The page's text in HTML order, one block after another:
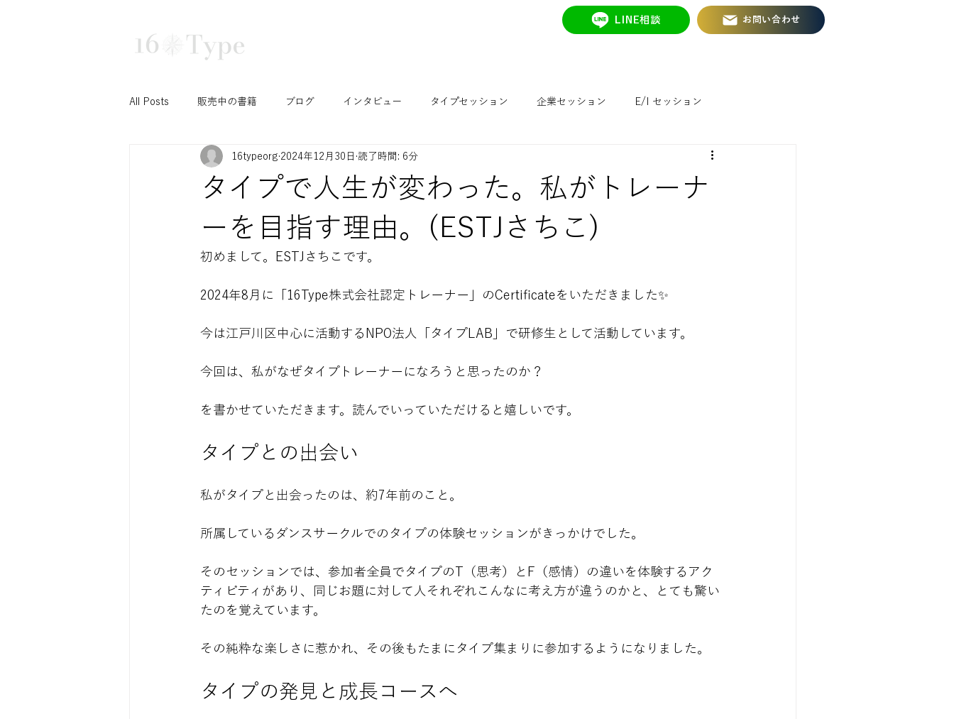
LINE相談 お問い合わせ
All Posts 販売中の書籍 ブログ インタビュー タイプセッション 企業セッション E/I セッション
N/S セッション T/F セッション J/P セッション Te セッション
お知らせ イベント 開催予定イベント 以前開催したイベント
タイプで人生が変わった。私がトレーナ
ーを目指す理由。(ESTJさちこ)
16typeorg 2024年12月30日 読了時間: 6分
初めまして。ESTJさちこです。
2024年8月に「16Type株式会社認定トレーナー」のCertificateをいただきました✨
今は江戸川区中心に活動するNPO法人「タイプLAB」で研修生として活動しています。
今回は、私がなぜタイプトレーナーになろうと思ったのか？
を書かせていただきます。読んでいっていただけると嬉しいです。
タイプとの出会い
私がタイプと出会ったのは、約7年前のこと。
所属しているダンスサークルでのタイプの体験セッションがきっかけでした。
そのセッションでは、参加者全員でタイプのT（思考）とF（感情）の違いを体験するアク
ティビティがあり、同じお題に対して人それぞれこんなに考え方が違うのかと、とても驚い
たのを覚えています。
その純粋な楽しさに惹かれ、その後もたまにタイプ集まりに参加するようになりました。
タイプの発見と成長コースへ